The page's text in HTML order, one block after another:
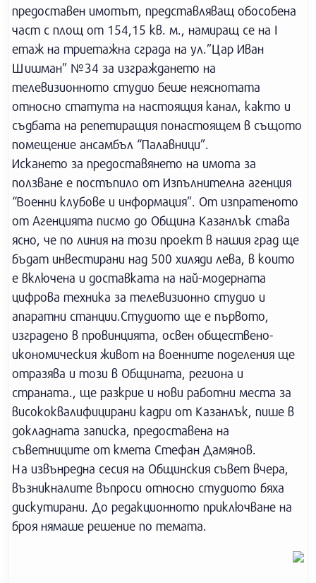
предоставен имотът, представляващ обособена
част с площ от 154,15 кв. м., намиращ се на I
етаж на триетажна сграда на ул.”Цар Иван
Шишман” №34 за изграждането на
телевизионното студио беше неяснотата
относно статута на настоящия канал, както и
съдбата на репетиращия понастоящем в същото
помещение ансамбъл “Палавници”.
Искането за предоставянето на имота за
ползване е постъпило от Изпълнителна агенция
“Военни клубове и информация”. От изпратеното
от Агенцията писмо до Община Казанлък става
ясно, че по линия на този проект в нашия град ще
бъдат инвестирани над 500 хиляди лева, в които
е включена и доставката на най-модерната
цифрова техника за телевизионно студио и
апаратни станции.Студиото ще е първото,
изградено в провинцията, освен обществено-
икономическия живот на военните поделения ще
отразява и този в Общината, региона и
страната., ще разкрие и нови работни места за
висококвалифицирани кадри от Казанлък, пише в
докладната записка, предоставена на
съветниците от кмета Стефан Дамянов.
На извънредна сесия на Общинския съвет вчера,
възникналите въпроси относно студиото бяха
дискутирани. До редакционното приключване на
броя нямаше решение по темата.